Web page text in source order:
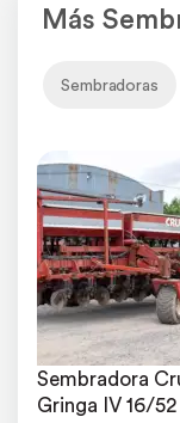
Más
Sembradoras
Sembradora
Gringa IV 16/